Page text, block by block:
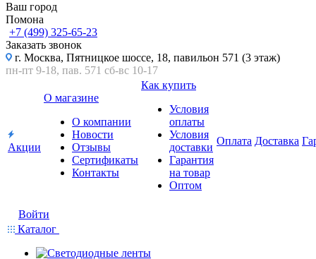
Ваш город
Помона
+7 (499) 325-65-23
Заказать звонок
г. Москва, Пятницкое шоссе, 18, павильон 571 (3 этаж)
пн-пт 9-18, пав. 571 сб-вс 10-17
Акции
О магазине
О компании
Новости
Отзывы
Сертификаты
Контакты
Как купить
Условия
оплаты
Условия
доставки
Гарантия
на товар
Оптом
Оплата Доставка
Войти
Каталог